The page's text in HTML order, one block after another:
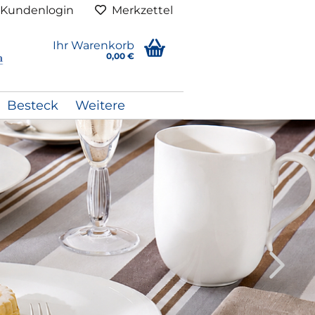
Merkzettel
Ihr Warenkorb
0,00 €
Besteck Weitere